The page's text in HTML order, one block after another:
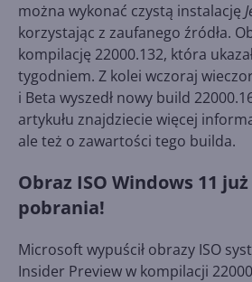
można wykonać czystą instalację
korzystając z zaufanego źródła.
kompilację 22000.132, która
tygodniem. Z kolei wczoraj
i Beta wyszedł nowy build
artykułu znajdziecie więcej
ale też o zawartości tego builda.
Obraz ISO Windows 11
pobrania!
Microsoft wypuścił obrazy ISO
Insider Preview w kompilacji